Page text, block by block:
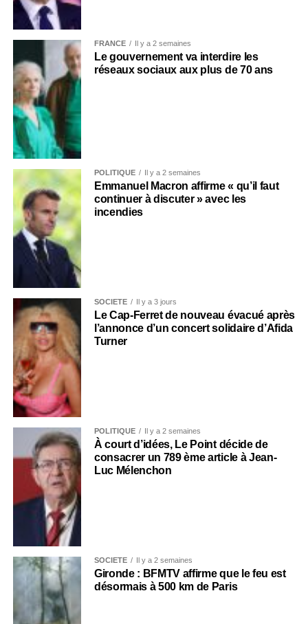
FRANCE Il y a 2 semaines
Le gouvernement va interdire les
réseaux sociaux aux plus de 70 ans
POLITIQUE Il y a 2 semaines
Emmanuel Macron affirme « qu’il faut
continuer à discuter » avec les
incendies
SOCIÉTÉ Il y a 3 jours
Le Cap-Ferret de nouveau évacué après
l’annonce d’un concert solidaire d’Afida
Turner
POLITIQUE Il y a 2 semaines
À court d’idées, Le Point décide de
consacrer un 789 ème article à Jean-
Luc Mélenchon
SOCIÉTÉ Il y a 2 semaines
Gironde : BFMTV affirme que le feu est
désormais à 500 km de Paris